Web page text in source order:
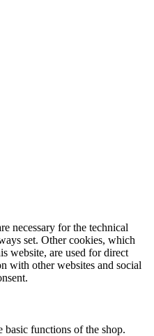
necessary for the technical
set. Other cookies, which
website, are used for direct
with other websites and social
basic functions of the shop.